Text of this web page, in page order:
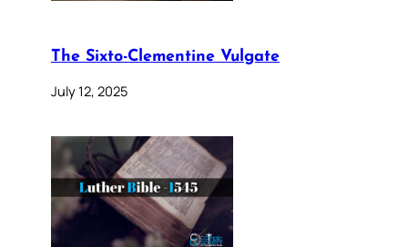
The Sixto-Clementine Vulgate
July 12, 2025